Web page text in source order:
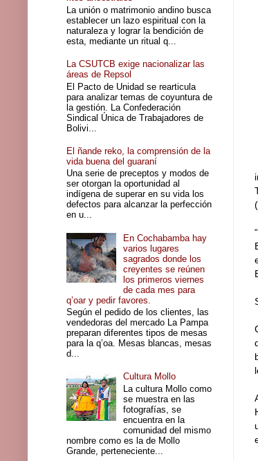
La unión o matrimonio andino busca
establecer un lazo espiritual con la
naturaleza y lograr la bendición de
esta, mediante un ritual q...
La CSUTCB exige nacionalizar las
áreas de Repsol
El Pacto de Unidad se rearticula
para analizar temas de coyuntura de
la gestión. La Confederación
Sindical Única de Trabajadores de
Bolivi...
El ñande reko, la comprensión de la
vida buena del guaraní
Una serie de preceptos y modos de
ser otorgan la oportunidad al
indígena de superar en su vida los
defectos para alcanzar la perfección
en u...
En Cochabamba hay
varios lugares
sagrados donde los
creyentes se reúnen
los primeros viernes
de cada mes para
q’oar y pedir favores.
Según el pedido de los clientes, las
vendedoras del mercado La Pampa
preparan diferentes tipos de mesas
para la q’oa. Mesas blancas, mesas
d...
Cultura Mollo
La cultura Mollo como
se muestra en las
fotografías, se
encuentra en la
comunidad del mismo
nombre como es la de Mollo
Grande, perteneciente...